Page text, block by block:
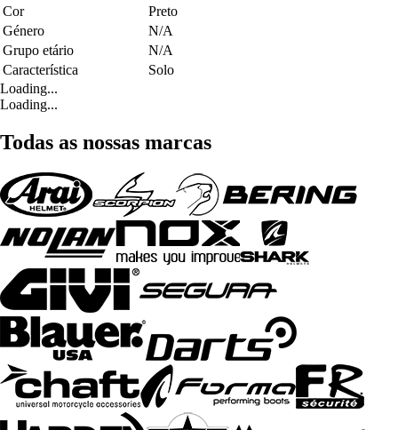
Cor
Preto
Género
N/A
Grupo etário
N/A
Característica
Solo
Loading...
Loading...
Todas as nossas marcas